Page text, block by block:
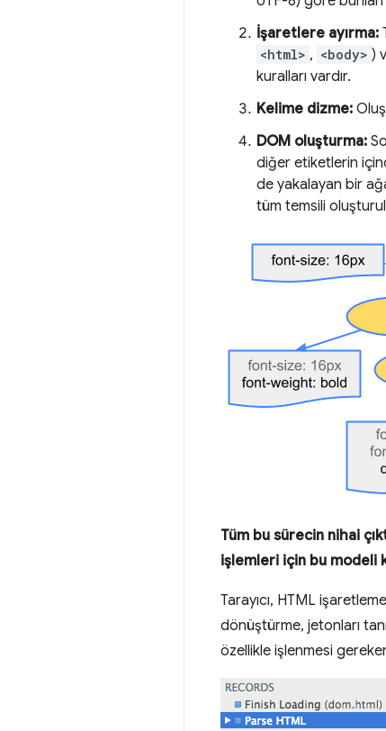
İşaretlere ayırma:
<html> , <body> )
kuralları vardır.
Kelime dizme:
DOM oluşturma:
diğer etiketlerin
de yakalayan bir
tüm temsili
Tüm bu sürecin nihai
işlemleri için bu modeli
Tarayıcı, HTML
dönüştürme, jetonları
özellikle işlenmesi